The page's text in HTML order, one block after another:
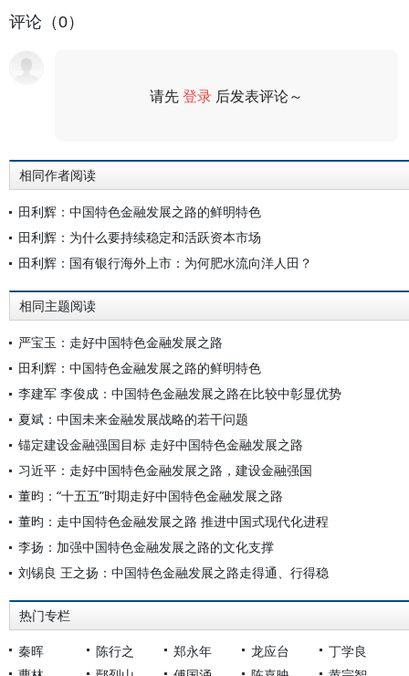
评论（0）
请先登录 后发表评论～
相同作者阅读
田利辉：中国特色金融发展之路的鲜明特色
田利辉：为什么要持续稳定和活跃资本市场
田利辉：国有银行海外上市：为何肥水流向洋人田？
相同主题阅读
严宝玉：走好中国特色金融发展之路
田利辉：中国特色金融发展之路的鲜明特色
李建军 李俊成：中国特色金融发展之路在比较中彰显优势
夏斌：中国未来金融发展战略的若干问题
锚定建设金融强国目标 走好中国特色金融发展之路
习近平：走好中国特色金融发展之路，建设金融强国
董昀：“十五五”时期走好中国特色金融发展之路
董昀：走中国特色金融发展之路 推进中国式现代化进程
李扬：加强中国特色金融发展之路的文化支撑
刘锡良 王之扬：中国特色金融发展之路走得通、行得稳
热门专栏
秦晖 陈行之 郑永年 龙应台
丁学良